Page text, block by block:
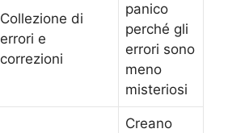
Collezione di
errori e
correzioni
panico
perché gli
errori sono
meno
misteriosi
Creano